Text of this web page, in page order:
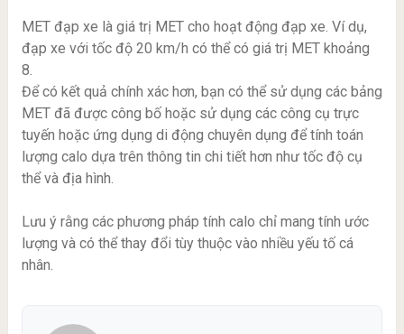
MET đạp xe là giá trị MET cho hoạt động đạp xe. Ví dụ,
đạp xe với tốc độ 20 km/h có thể có giá trị MET khoảng
8.
Để có kết quả chính xác hơn, bạn có thể sử dụng các bảng
MET đã được công bố hoặc sử dụng các công cụ trực
tuyến hoặc ứng dụng di động chuyên dụng để tính toán
lượng calo dựa trên thông tin chi tiết hơn như tốc độ cụ
thể và địa hình.
Lưu ý rằng các phương pháp tính calo chỉ mang tính ước
lượng và có thể thay đổi tùy thuộc vào nhiều yếu tố cá
nhân.